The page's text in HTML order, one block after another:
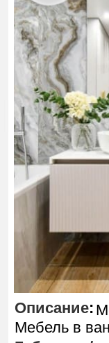
Описание:
Мебель в